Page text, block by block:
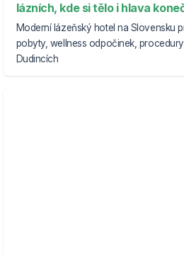
lázních, kde si tělo i hlava
Moderní lázeňský hotel na Slovensku
pobyty, wellness odpočinek,
Dudincích